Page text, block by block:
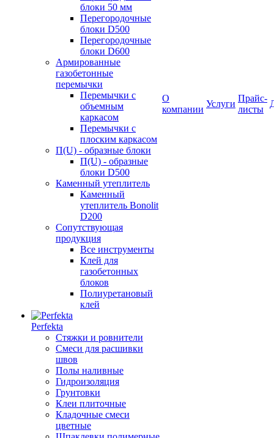
блоки 50 мм
Перегородочные
блоки D500
Перегородочные
блоки D600
Армированные
газобетонные
перемычки
Перемычки с
объемным
каркасом
Перемычки с
плоским каркасом
П(U) - образные блоки
П(U) - образные
блоки D500
Каменный утеплитель
Каменный
утеплитель Bonolit
D200
Сопутствующая
продукция
Все инструменты
Клей для
газобетонных
блоков
Полиуретановый
клей
Perfekta
Стяжки и ровнители
Смеси для расшивки
швов
Полы наливные
Гидроизоляция
Грунтовки
Клеи плиточные
Кладочные смеси
цветные
О
компании
Услуги
Прайс-
листы